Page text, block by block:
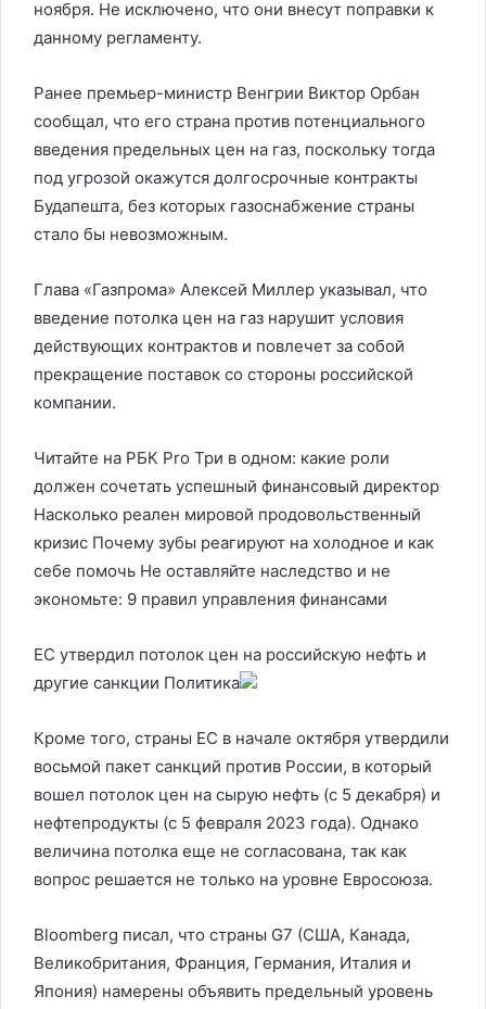
ноября. Не исключено, что они внесут поправки к
данному регламенту.
Ранее премьер-министр Венгрии Виктор Орбан
сообщал, что его страна против потенциального
введения предельных цен на газ, поскольку тогда
под угрозой окажутся долгосрочные контракты
Будапешта, без которых газоснабжение страны
стало бы невозможным.
Глава «Газпрома» Алексей Миллер указывал, что
введение потолка цен на газ нарушит условия
действующих контрактов и повлечет за собой
прекращение поставок со стороны российской
компании.
Читайте на РБК Pro Три в одном: какие роли
должен сочетать успешный финансовый директор
Насколько реален мировой продовольственный
кризис Почему зубы реагируют на холодное и как
себе помочь Не оставляйте наследство и не
экономьте: 9 правил управления финансами
ЕС утвердил потолок цен на российскую нефть и
другие санкции Политика
Кроме того, страны ЕС в начале октября утвердили
восьмой пакет санкций против России, в который
вошел потолок цен на сырую нефть (с 5 декабря) и
нефтепродукты (с 5 февраля 2023 года). Однако
величина потолка еще не согласована, так как
вопрос решается не только на уровне Евросоюза.
Bloomberg писал, что страны G7 (США, Канада,
Великобритания, Франция, Германия, Италия и
Япония) намерены объявить предельный уровень